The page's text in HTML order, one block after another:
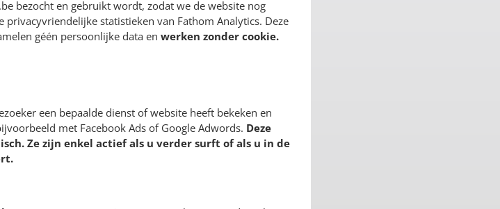
bezocht en gebruikt wordt, zodat we de website nog
statistieken van Fathom Analytics. Deze
géén persoonlijke data en werken zonder cookie.
een bepaalde dienst of website heeft bekeken en
met Facebook Ads of Google Adwords. Deze
Ze zijn enkel actief als u verder surft of als u in de